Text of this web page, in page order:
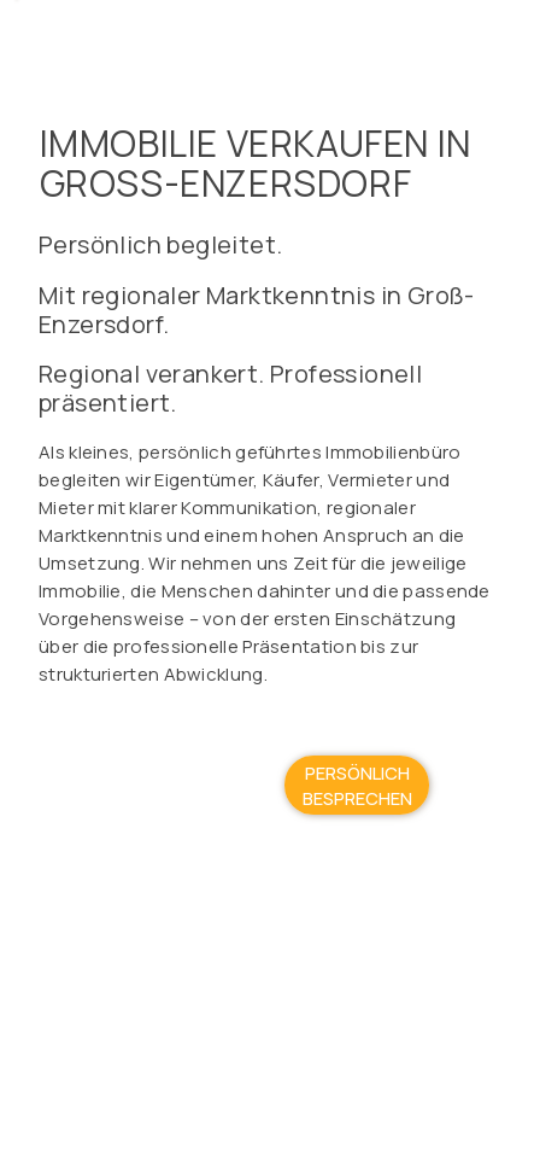
IMMOBILIE VERKAUFEN IN
GROSS-ENZERSDORF
Persönlich begleitet.
Mit regionaler Marktkenntnis in Groß-
Enzersdorf.
Regional verankert. Professionell
präsentiert.
Als kleines, persönlich geführtes Immobilienbüro
begleiten wir Eigentümer, Käufer, Vermieter und
Mieter mit klarer Kommunikation, regionaler
Marktkenntnis und einem hohen Anspruch an die
Umsetzung. Wir nehmen uns Zeit für die jeweilige
Immobilie, die Menschen dahinter und die passende
Vorgehensweise – von der ersten Einschätzung
über die professionelle Präsentation bis zur
strukturierten Abwicklung.
PERSÖNLICH
BESPRECHEN